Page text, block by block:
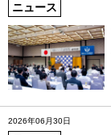
ニュース
2026年06月30日